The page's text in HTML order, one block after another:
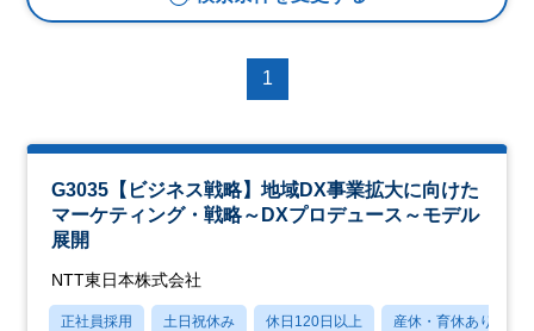
1
G3035【ビジネス戦略】地域DX事業拡大に向けた
マーケティング・戦略～DXプロデュース～モデル
展開
NTT東日本株式会社
正社員採用 土日祝休み 休日120日以上 産休・育休あり